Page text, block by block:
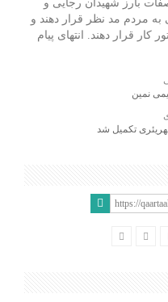
بارز شهیدان رجایی و
به مردم مد نظر قرار دهند و
کار قرار دهند. انتهای پیام
تکمیل شد